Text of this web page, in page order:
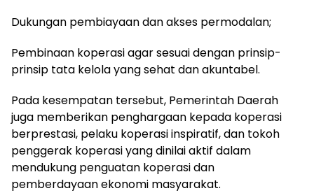
Dukungan pembiayaan dan akses permodalan;
Pembinaan koperasi agar sesuai dengan prinsip-
prinsip tata kelola yang sehat dan akuntabel.
Pada kesempatan tersebut, Pemerintah Daerah
juga memberikan penghargaan kepada koperasi
berprestasi, pelaku koperasi inspiratif, dan tokoh
penggerak koperasi yang dinilai aktif dalam
mendukung penguatan koperasi dan
pemberdayaan ekonomi masyarakat.